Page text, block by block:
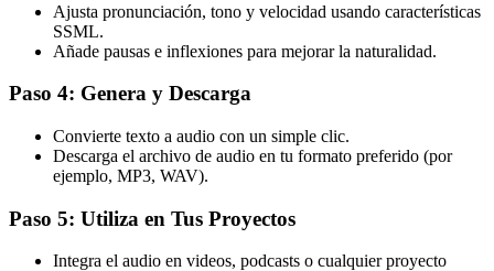
Ajusta pronunciación, tono y velocidad usando características
SSML.
Añade pausas e inflexiones para mejorar la naturalidad.
Paso 4: Genera y Descarga
Convierte texto a audio con un simple clic.
Descarga el archivo de audio en tu formato preferido (por
ejemplo, MP3, WAV).
Paso 5: Utiliza en Tus Proyectos
Integra el audio en videos, podcasts o cualquier proyecto